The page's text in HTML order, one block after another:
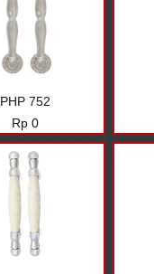
PHP 752
Harga
Rp 0